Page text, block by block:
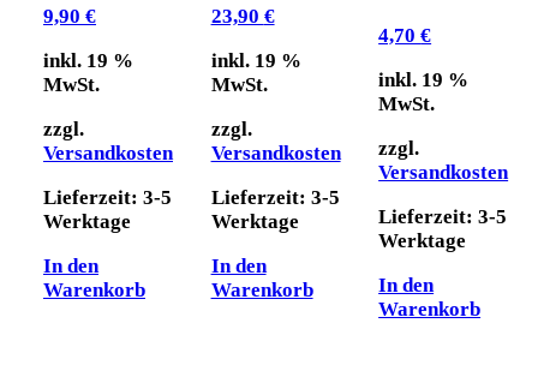
9,90 €
inkl. 19 %
MwSt.
zzgl.
Versandkosten
Lieferzeit: 3-5
Werktage
In den
Warenkorb
23,90 €
inkl. 19 %
MwSt.
zzgl.
Versandkosten
Lieferzeit: 3-5
Werktage
In den
Warenkorb
4,70€
inkl. 19 %
MwSt.
zzgl.
Versandkosten
Lieferzeit:3-5
Werktage
In den
Warenkorb